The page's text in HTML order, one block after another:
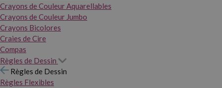
Crayons de Couleur Aquarellables
Crayons de Couleur Jumbo
Crayons Bicolores
Craies de Cire
Compas
Règles de Dessin
Règles de Dessin
Règles Flexibles